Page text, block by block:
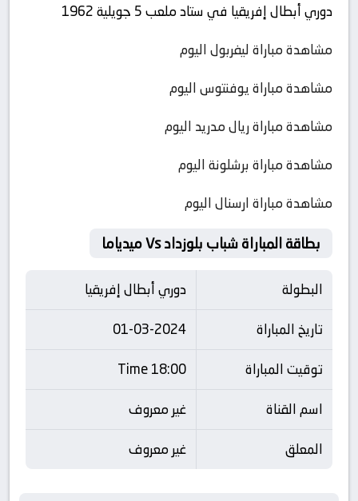
دوري أبطال إفريقيا في ستاد ملعب 5 جويلية 1962
مشاهدة مباراة ليفربول اليوم
مشاهدة مباراة يوفنتوس اليوم
مشاهدة مباراة ريال مدريد اليوم
مشاهدة مباراة برشلونة اليوم
مشاهدة مباراة ارسنال اليوم
بطاقة المباراة شباب بلوزداد Vs ميدياما
البطولة
دوري أبطال إفريقيا
تاريخ المباراة
01-03-2024
توقيت المباراة
18:00 Time
اسم القناة
غير معروف
المعلق
غير معروف